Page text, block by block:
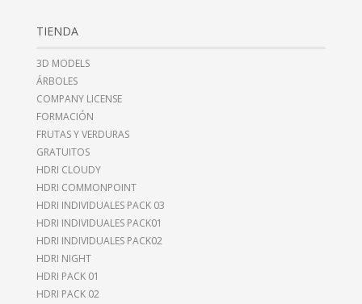
TIENDA
3D MODELS
ÁRBOLES
COMPANY LICENSE
FORMACIÓN
FRUTAS Y VERDURAS
GRATUITOS
HDRI CLOUDY
HDRI COMMONPOINT
HDRI INDIVIDUALES PACK 03
HDRI INDIVIDUALES PACK01
HDRI INDIVIDUALES PACK02
HDRI NIGHT
HDRI PACK 01
HDRI PACK 02